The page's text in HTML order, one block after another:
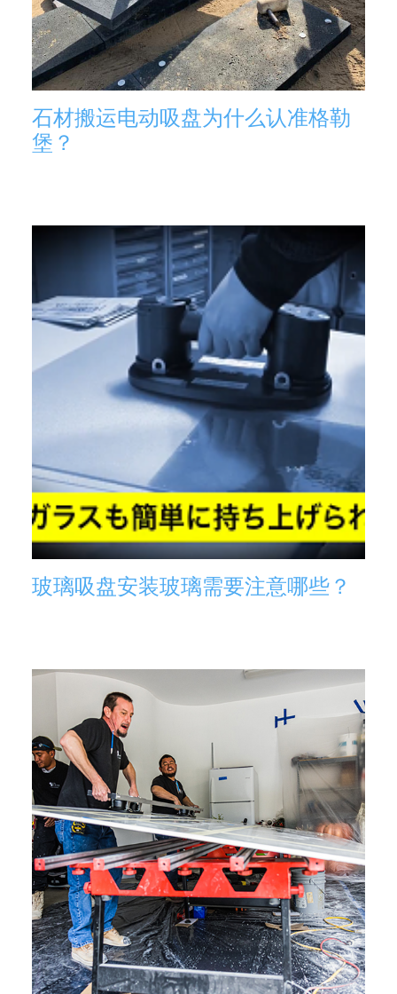
石材搬运电动吸盘为什么认准格勒
堡？
玻璃吸盘安装玻璃需要注意哪些？